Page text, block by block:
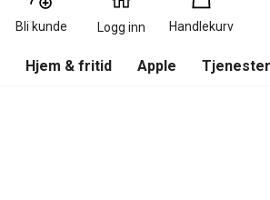
Bli kunde Logg inn Handlekurv
0
Produkter
Hjem & fritid Apple